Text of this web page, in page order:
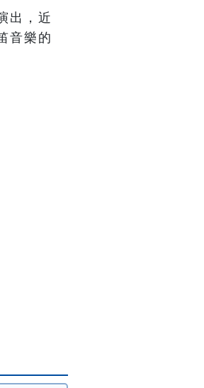
出，近
音樂的